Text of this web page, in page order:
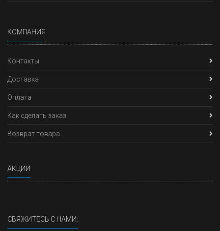
КОМПАНИЯ
Контакты
Доставка
Оплата
Как сделать заказ
Возврат товара
АКЦИИ
СВЯЖИТЕСЬ С НАМИ: